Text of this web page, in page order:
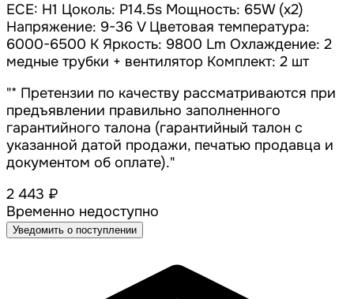
ECE: H1 Цоколь: P14.5s Мощность: 65W (х2)
Напряжение: 9-36 V Цветовая температура:
6000-6500 K Яркость: 9800 Lm Охлаждение: 2
медные трубки + вентилятор Комплект: 2 шт
"* Претензии по качеству рассматриваются при
предъявлении правильно заполненного
гарантийного талона (гарантийный талон с
указанной датой продажи, печатью продавца и
документом об оплате)."
2 443 ₽
Временно недоступно
Уведомить о поступлении